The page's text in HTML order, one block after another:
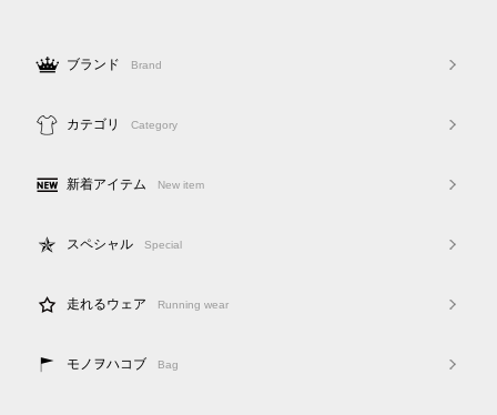
ブランド Brand
カテゴリ Category
新着アイテム New item
スペシャル Special
走れるウェア Running wear
モノヲハコブ Bag